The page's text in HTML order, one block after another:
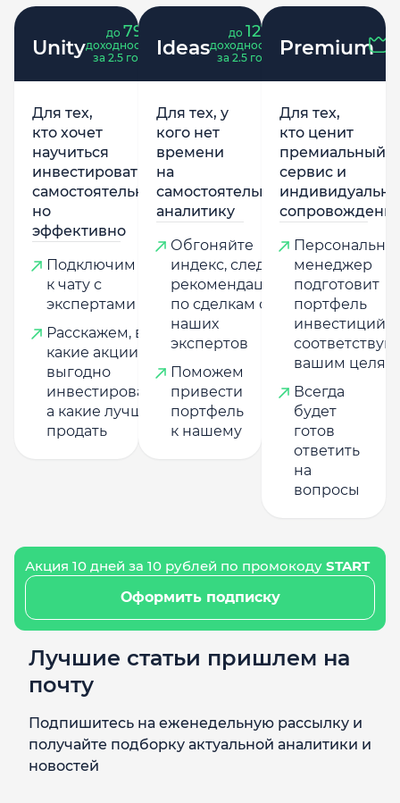
Unity
до 79
доходность
за 2.5 года
Для тех,
кто хочет
научиться
инвестировать
самостоятельно,
но
эффективно
Подключим
к чату с
экспертами
Расскажем, в
какие акции
выгодно
инвестировать,
а какие лучше
продать
Ideas
до 121
доходность
за 2.5 года
Для тех, у
кого нет
времени
на
самостоятельную
аналитику
Обгоняйте
индекс, следуя
рекомендациям
по сделкам от
наших
экспертов
Поможем
привести
портфель
к нашему
Premium
Для тех,
кто ценит
премиальный
сервис и
менеджер
подготовит
портфель
инвестиций,
вашим целям
Всегда
будет
готов
ответить
на
вопросы
Акция 10 дней за 10 рублей по промокоду START
Оформить подписку
Лучшие статьи пришлем на
почту
Подпишитесь на еженедельную рассылку и
получайте подборку актуальной аналитики и
новостей